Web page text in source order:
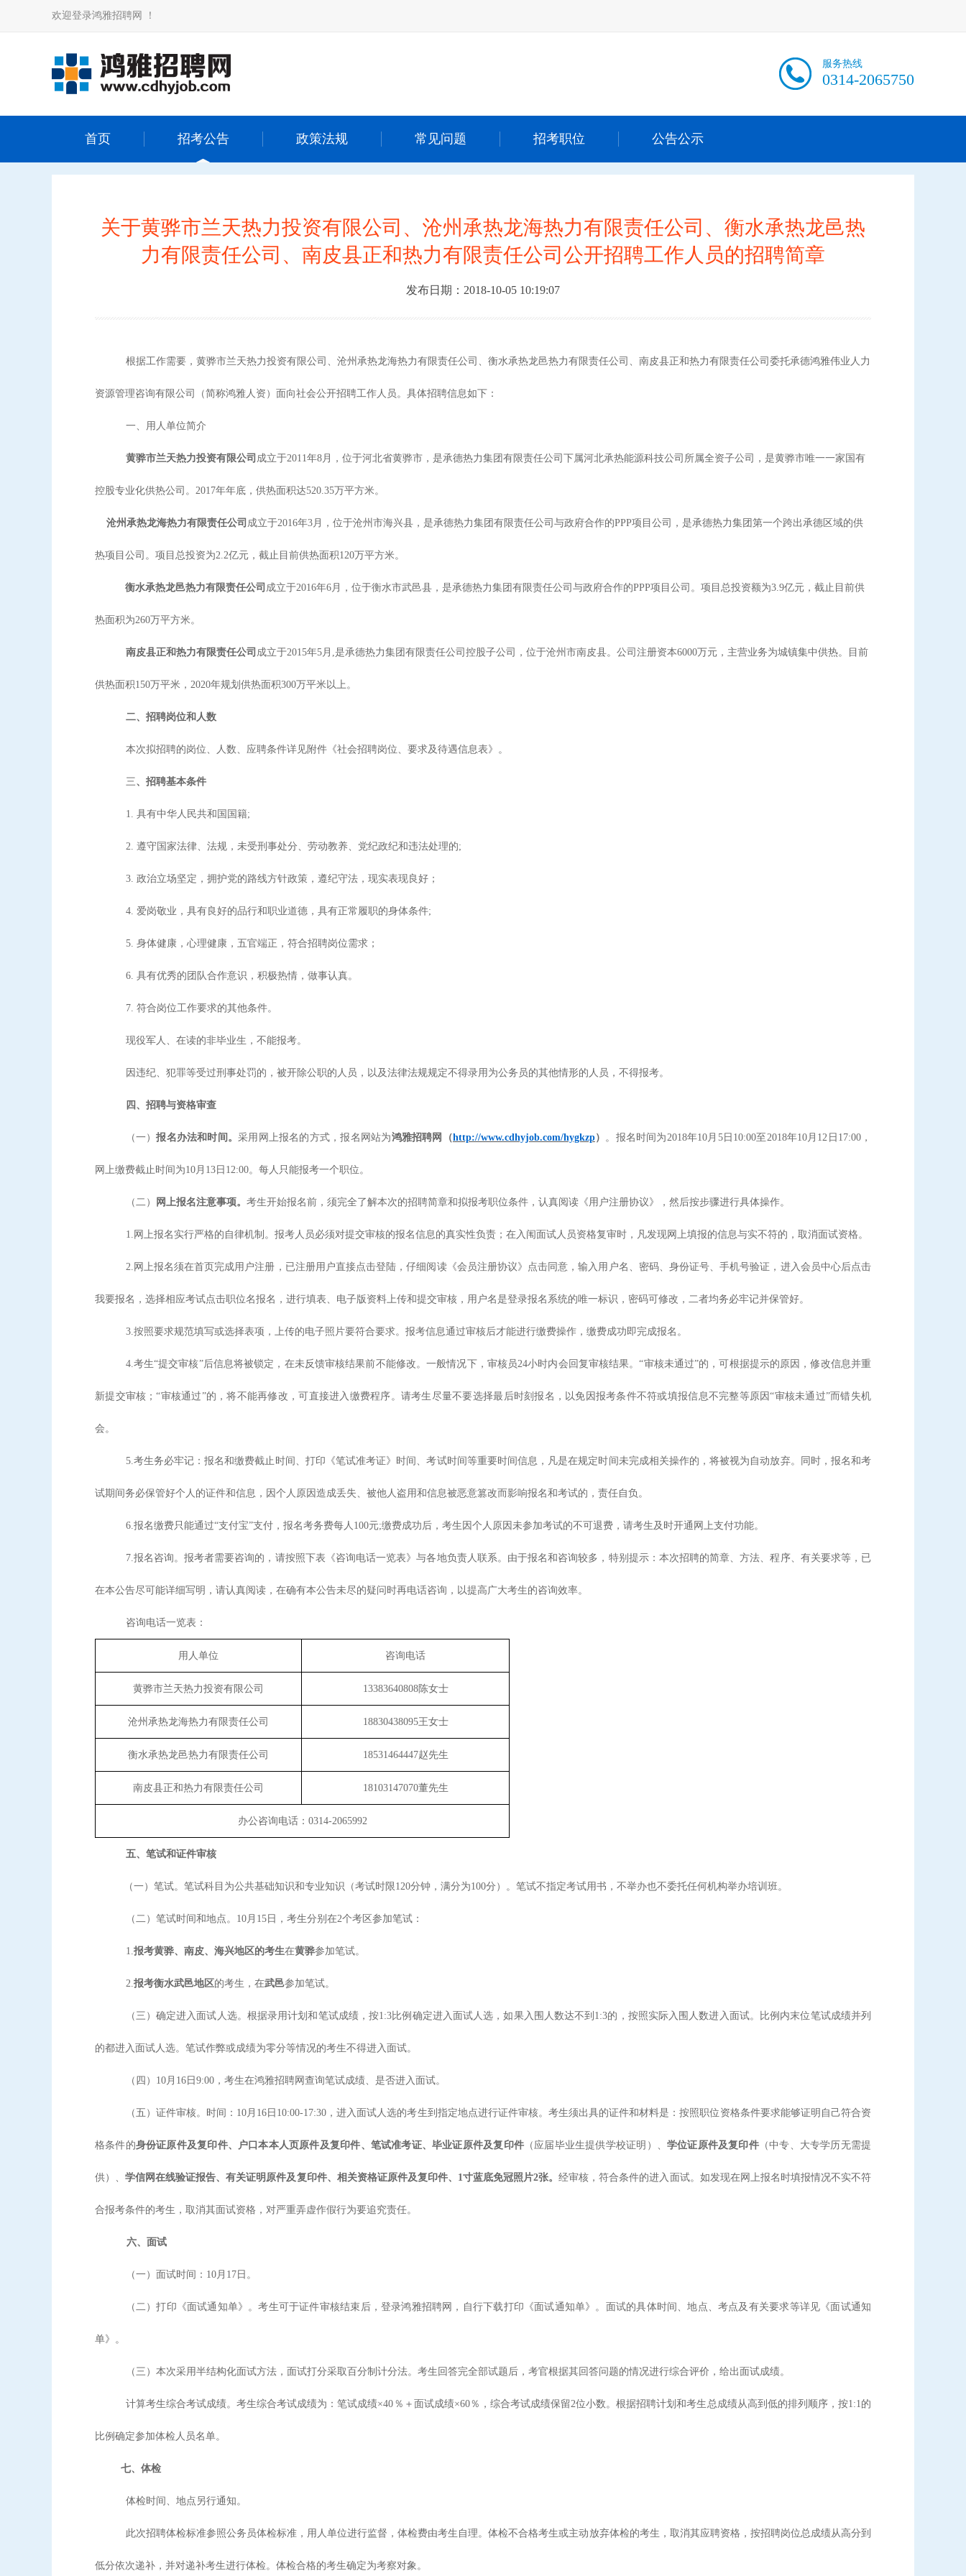
欢迎登录鸿雅招聘网 ！
服务热线
0314-2065750
首页 招考公告 政策法规 常见问题 招考职位 公告公示
关于黄骅市兰天热力投资有限公司、沧州承热龙海热力有限责任公司、衡水承热龙邑热
力有限责任公司、南皮县正和热力有限责任公司公开招聘工作人员的招聘简章
发布日期：2018-10-05 10:19:07
根据工作需要，黄骅市兰天热力投资有限公司、沧州承热龙海热力有限责任公司、衡水承热龙邑热力有限责任公司、南皮县正和热力有限责任公司委托承德鸿雅伟业人力
资源管理咨询有限公司（简称鸿雅人资）面向社会公开招聘工作人员。具体招聘信息如下：
一、用人单位简介
黄骅市兰天热力投资有限公司 成立于2011年8月，位于河北省黄骅市，是承德热力集团有限责任公司下属河北承热能源科技公司所属全资子公司，是黄骅市唯一一家国有
控股专业化供热公司。2017年年底，供热面积达520.35万平方米。
沧州承热龙海热力有限责任公司 成立于2016年3月，位于沧州市海兴县，是承德热力集团有限责任公司与政府合作的PPP项目公司，是承德热力集团第一个跨出承德区域的供
热项目公司。项目总投资为2.2亿元，截止目前供热面积120万平方米。
衡水承热龙邑热力有限责任公司 成立于2016年6月，位于衡水市武邑县，是承德热力集团有限责任公司与政府合作的PPP项目公司。项目总投资额为3.9亿元，截止目前供
热面积为260万平方米。
南皮县正和热力有限责任公司 成立于2015年5月,是承德热力集团有限责任公司控股子公司，位于沧州市南皮县。公司注册资本6000万元，主营业务为城镇集中供热。目前
供热面积150万平米，2020年规划供热面积300万平米以上。
二、招聘岗位和人数
本次拟招聘的岗位、人数、应聘条件详见附件《社会招聘岗位、要求及待遇信息表》。
三、招聘基本条件
1. 具有中华人民共和国国籍;
2. 遵守国家法律、法规，未受刑事处分、劳动教养、党纪政纪和违法处理的;
3. 政治立场坚定，拥护党的路线方针政策，遵纪守法，现实表现良好；
4. 爱岗敬业，具有良好的品行和职业道德，具有正常履职的身体条件;
5. 身体健康，心理健康，五官端正，符合招聘岗位需求；
6. 具有优秀的团队合作意识，积极热情，做事认真。
7. 符合岗位工作要求的其他条件。
现役军人、在读的非毕业生，不能报考。
因违纪、犯罪等受过刑事处罚的，被开除公职的人员，以及法律法规规定不得录用为公务员的其他情形的人员，不得报考。
四、招聘与资格审查
（一）报名办法和时间。采用网上报名的方式，报名网站为鸿雅招聘网（http://www.cdhyjob.com/hygkzp） 。报名时间为2018年10月5日 10:00至 2018年10月12日17:00，
网上缴费截止时间为10月13日12:00。每人只能报考一个职位。
（二） 网上报名注意事项。 考生开始报名前，须完全了解本次的招聘简章和拟报考职位条件，认真阅读《用户注册协议》，然后按步骤进行具体操作。
1.网上报名实行严格的自律机制。报考人员必须对提交审核的报名信息的真实性负责；在入闱面试人员资格复审时，凡发现网上填报的信息与实不符的，取消面试资格。
2.网上报名须在首页完成用户注册，已注册用户直接点击登陆，仔细阅读《会员注册协议》点击同意，输入用户名、密码、身份证号、手机号验证，进入会员中心后点击
我要报名，选择相应考试点击职位名报名，进行填表、电子版资料上传和提交审核，用户名是登录报名系统的唯一标识，密码可修改，二者均务必牢记并保管好。
3.按照要求规范填写或选择表项，上传的电子照片要符合要求。报考信息通过审核后才能进行缴费操作，缴费成功即完成报名。
4.考生“提交审核”后信息将被锁定，在未反馈审核结果前不能修改。一般情况下，审核员24小时内会回复审核结果。“审核未通过”的，可根据提示的原因，修改信息并重
新提交审核；“审核通过”的，将不能再修改，可直接进入缴费程序。请考生尽量不要选择最后时刻报名，以免因报考条件不符或填报信息不完整等原因“审核未通过”而错失机
会。
5.考生务必牢记：报名和缴费截止时间、打印《笔试准考证》时间、考试时间等重要时间信息，凡是在规定时间未完成相关操作的，将被视为自动放弃。同时，报名和考
试期间务必保管好个人的证件和信息，因个人原因造成丢失、被他人盗用和信息被恶意篡改而影响报名和考试的，责任自负。
6.报名缴费只能通过“支付宝”支付，报名考务费每人100元;缴费成功后，考生因个人原因未参加考试的不可退费，请考生及时开通网上支付功能。
7.报名咨询。报考者需要咨询的，请按照下表《咨询电话一览表》与各地负责人联系。由于报名和咨询较多，特别提示：本次招聘的简章、方法、程序、有关要求等，已
在本公告尽可能详细写明，请认真阅读，在确有本公告未尽的疑问时再电话咨询，以提高广大考生的咨询效率。
咨询电话一览表：
用人单位 咨询电话
黄骅市兰天热力投资有限公司 13383640808陈女士
沧州承热龙海热力有限责任公司 18830438095王女士
衡水承热龙邑热力有限责任公司 18531464447赵先生
南皮县正和热力有限责任公司 18103147070董先生
办公咨询电话：0314-2065992
五、笔试和证件审核
（一）笔试。笔试科目为公共基础知识和专业知识（考试时限120分钟，满分为100分）。笔试不指定考试用书，不举办也不委托任何机构举办培训班。
（二）笔试时间和地点。 10月15日，考生分别在2个考区参加笔试：
1.报考黄骅、南皮、海兴地区的考生在黄骅参加笔试。
2.报考衡水武邑地区的考生，在武邑参加笔试。
（三）确定进入面试人选。根据录用计划和笔试成绩，按1:3比例确定进入面试人选，如果入围人数达不到1:3的，按照实际入围人数进入面试。比例内末位笔试成绩并列
的都进入面试人选。笔试作弊或成绩为零分等情况的考生不得进入面试。
（四） 10月16日9:00，考生在鸿雅招聘网查询笔试成绩、是否进入面试。
（五）证件审核。时间： 10月16日10:00-17:30，进入面试人选的考生到指定地点进行证件审核。考生须出具的证件和材料是：按照职位资格条件要求能够证明自己符合资
格条件的身份证原件及复印件、户口本本人页原件及复印件、笔试准考证、毕业证原件及复印件（应届毕业生提供学校证明）、 学位证原件及复印件（中专、大专学历无需提
供）、学信网在线验证报告、有关证明原件及复印件、相关资格证原件及复印件、 1寸蓝底免冠照片2张。经审核，符合条件的进入面试。如发现在网上报名时填报情况不实不符
合报考条件的考生，取消其面试资格，对严重弄虚作假行为要追究责任。
六、面试
（一）面试时间： 10月17日。
（二）打印《面试通知单》。考生可于证件审核结束后，登录鸿雅招聘网，自行下载打印《面试通知单》。面试的具体时间、地点、考点及有关要求等详见《面试通知
单》。
（三）本次采用半结构化面试方法，面试打分采取百分制计分法。考生回答完全部试题后，考官根据其回答问题的情况进行综合评价，给出面试成绩。
计算考生综合考试成绩。考生综合考试成绩为：笔试成绩×40％＋面试成绩×60％，综合考试成绩保留2位小数。根据招聘计划和考生总成绩从高到低的排列顺序，按1:1的
比例确定参加体检人员名单。
七、体检
体检时间、地点另行通知。
此次招聘体检标准参照公务员体检标准，用人单位进行监督，体检费由考生自理。体检不合格考生或主动放弃体检的考生，取消其应聘资格，按招聘岗位总成绩从高分到
低分依次递补，并对递补考生进行体检。体检合格的考生确定为考察对象。